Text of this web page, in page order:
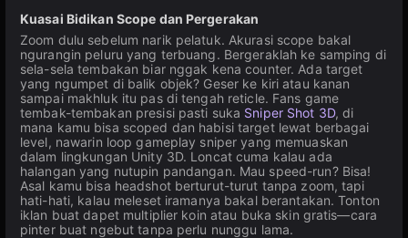
Kuasai Bidikan Scope dan Pergerakan
Zoom dulu sebelum narik pelatuk. Akurasi scope bakal
ngurangin peluru yang terbuang. Bergeraklah ke samping di
sela-sela tembakan biar nggak kena counter. Ada target
yang ngumpet di balik objek? Geser ke kiri atau kanan
sampai makhluk itu pas di tengah reticle. Fans game
tembak-tembakan presisi pasti suka Sniper Shot 3D, di
mana kamu bisa scoped dan habisi target lewat berbagai
level, nawarin loop gameplay sniper yang memuaskan
dalam lingkungan Unity 3D. Loncat cuma kalau ada
halangan yang nutupin pandangan. Mau speed-run? Bisa!
Asal kamu bisa headshot berturut-turut tanpa zoom, tapi
hati-hati, kalau meleset iramanya bakal berantakan. Tonton
iklan buat dapet multiplier koin atau buka skin gratis—cara
pinter buat ngebut tanpa perlu nunggu lama.